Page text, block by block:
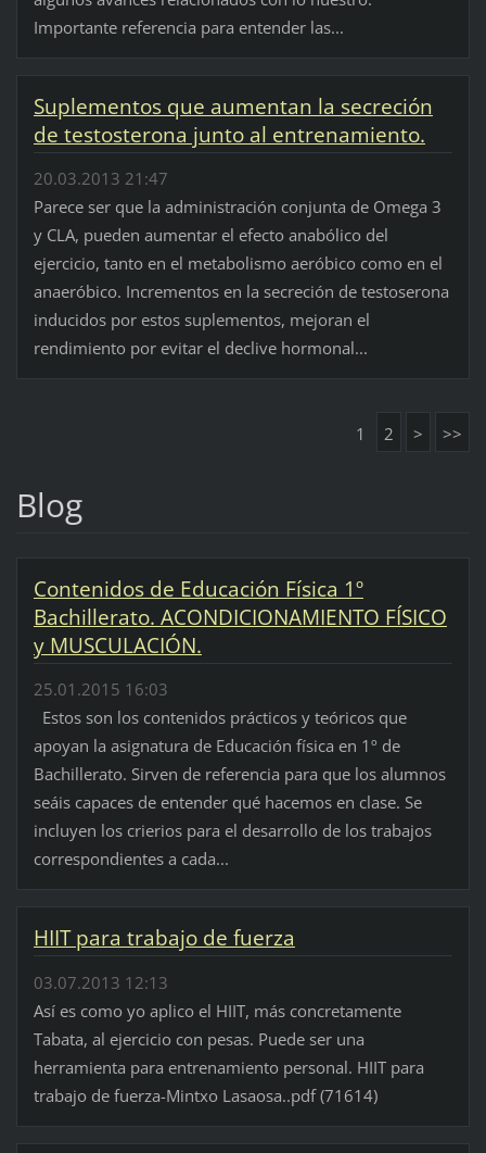
Importante referencia para entender las...
Suplementos que aumentan la secreción
de testosterona junto al entrenamiento.
20.03.2013 21:47
Parece ser que la administración conjunta de Omega 3
y CLA, pueden aumentar el efecto anabólico del
ejercicio, tanto en el metabolismo aeróbico como en el
anaeróbico. Incrementos en la secreción de testoserona
inducidos por estos suplementos, mejoran el
rendimiento por evitar el declive hormonal...
1 2 > >>
Blog
Contenidos de Educación Física 1º
Bachillerato. ACONDICIONAMIENTO FÍSICO
y MUSCULACIÓN.
25.01.2015 16:03
Estos son los contenidos prácticos y teóricos que
apoyan la asignatura de Educación física en 1º de
Bachillerato. Sirven de referencia para que los alumnos
seáis capaces de entender qué hacemos en clase. Se
incluyen los crierios para el desarrollo de los trabajos
correspondientes a cada...
HIIT para trabajo de fuerza
03.07.2013 12:13
Así es como yo aplico el HIIT, más concretamente
Tabata, al ejercicio con pesas. Puede ser una
herramienta para entrenamiento personal. HIIT para
trabajo de fuerza-Mintxo Lasaosa..pdf (71614)